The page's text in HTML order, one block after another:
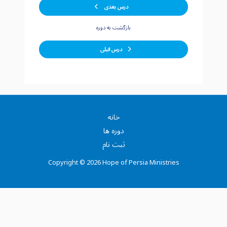
درس قبلی
بازگشت به دوره
‫درس بعدی
خانه
دوره ها
ثبت نام
Copyright © 2026 Hope of Persia Ministries